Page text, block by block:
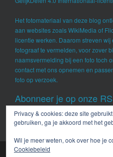
Het fotomateriaal van deze blog
aan websites zoals WikiMedia of
licentie werken. Daarom streven
fotograaf te vermelden, voor zover
naamsvermelding bij een foto toch
contact met ons opnemen en
foto op verzoek.
Abonneer je op onze
RSS - berichten
Privacy & cookies: deze site
gebruiken, ga je akkoord met het
Wil je meer weten, ook over hoe je
Cookiebeleid